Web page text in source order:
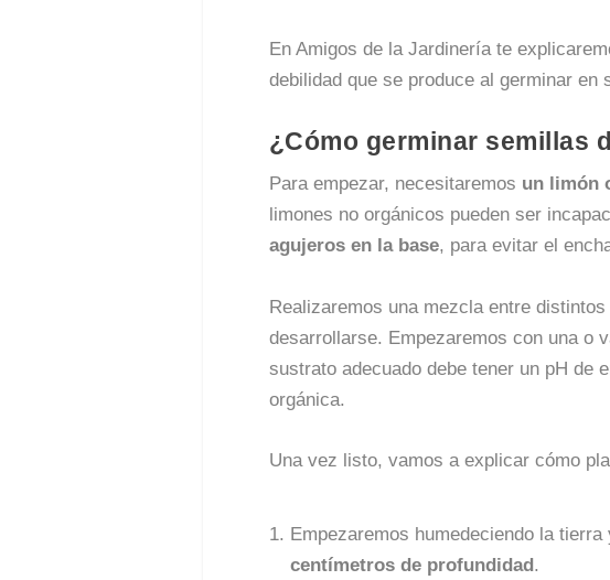
En Amigos de la Jardinería te
debilidad que se produce al germinar
¿Cómo germinar semillas
Para empezar, necesitaremos un limón
limones no orgánicos pueden ser
agujeros en la base, para evitar el
Realizaremos una mezcla entre distintos
desarrollarse. Empezaremos con una o
sustrato adecuado debe tener un pH de
orgánica.
Una vez listo, vamos a explicar cómo
Empezaremos humedeciendo la
centímetros de profundidad.